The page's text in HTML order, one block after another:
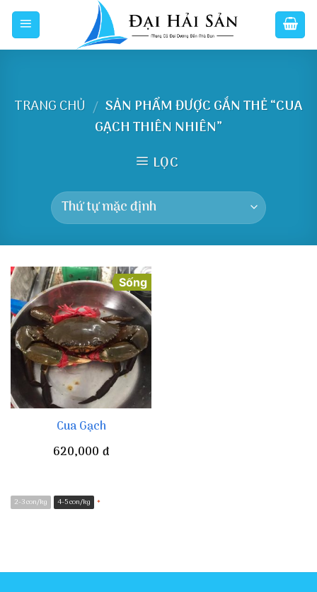
Skip
content
TRANG CHỦ / SẢN PHẨM ĐƯỢC GẮN THẺ “CUA
GẠCH THIÊN NHIÊN”
LỌC
Sống
Cua Gạch
620,000 đ
2-3 con/kg 4-5 con/kg *